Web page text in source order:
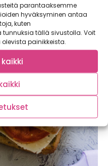
parantaaksemme
hyväksyminen antaa
kuten
tällä sivustolla. Voit
painikkeista.